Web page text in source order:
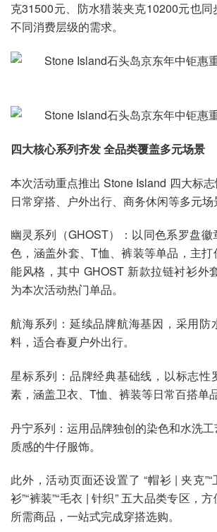
克31500元、防水猎装夹克10200元也同
不同消费层级的需求。
四大核心系列齐发 全品类覆盖多元场景
本次活动重点推出 Stone Island 四大标
日常穿搭、户外出行、商务休闲等多元场
幽灵系列（GHOST）：以同色系罗盘
色，涵盖外套、T恤、裤装等单品，主
能风格，其中 GHOST 新款拉链衬衫外
为本次活动热门单品。
航海系列：延续品牌航海基因，采用防
料，适合春夏户外出行。
星标系列：品牌经典基础线，以标志性
素，涵盖卫衣、T恤、裤装等日常百搭单品
丹宁系列：运用品牌独创的染色和水洗
质感的牛仔服饰。
此外，活动页面还设置了 “帽衫 | 夹克”“
衫”“裤装”“毛衣 | 针织” 五大品类专区，
所需商品，一站式完成穿搭选购。